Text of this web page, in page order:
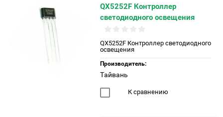
QX5252F Контроллер
светодиодного освещения
QX5252F Контроллер светодиодного
освещения
Производитель:
Тайвань
К сравнению